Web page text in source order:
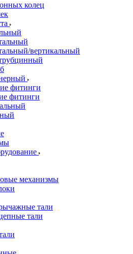
колец
вертикальный
фитинги
фитинги
механизмы
тали
тали